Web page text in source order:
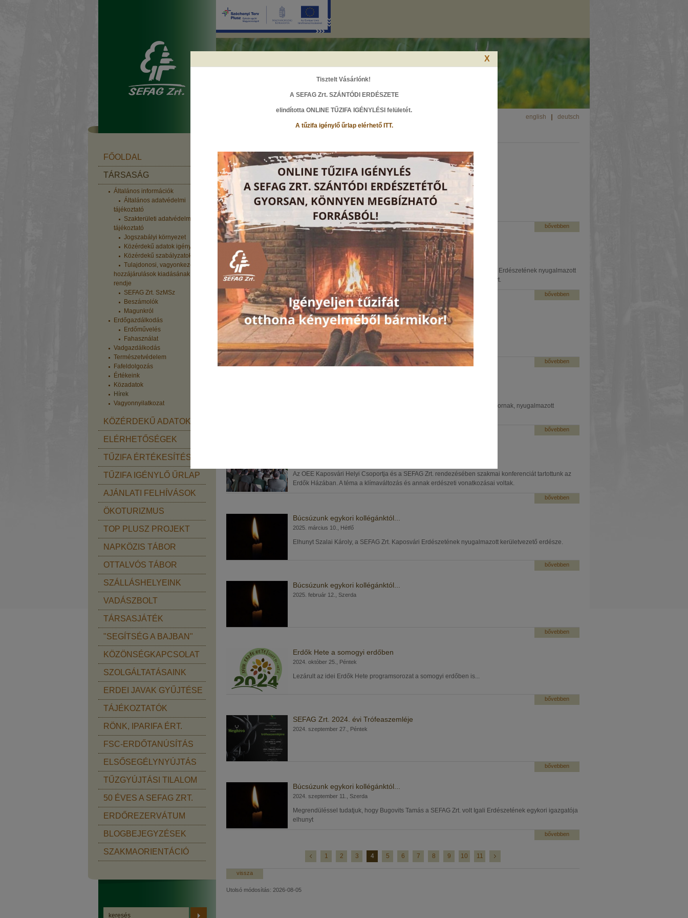
FŐOLDAL
TÁRSASÁG
Általános információk
Általános adatvédelmi
tájékoztató
Szakterületi adatvédelmi
tájékoztató
Jogszabályi környezet
Közérdekű adatok igénylése
Közérdekű szabályzatok
Tulajdonosi, vagyonkezelői
hozzájárulások kiadásának
rendje
SEFAG Zrt. SzMSz
Beszámolók
Magunkról
Erdőgazdálkodás
Erdőművelés
Fahasználat
Vadgazdálkodás
Természetvédelem
Fafeldolgozás
Értékeink
Közadatok
Hírek
Vagyonnyilatkozat
KÖZÉRDEKŰ ADATOK
ELÉRHETŐSÉGEK
TŰZIFA ÉRTÉKESÍTÉS
TŰZIFA IGÉNYLŐ ŰRLAP
AJÁNLATI FELHÍVÁSOK
ÖKOTURIZMUS
TOP PLUSZ PROJEKT
NAPKÖZIS TÁBOR
OTTALVÓS TÁBOR
SZÁLLÁSHELYEINK
VADÁSZBOLT
TÁRSASJÁTÉK
"SEGÍTSÉG A BAJBAN"
KÖZÖNSÉGKAPCSOLAT
SZOLGÁLTATÁSAINK
ERDEI JAVAK GYŰJTÉSE
TÁJÉKOZTATÓK
RÖNK, IPARIFA ÉRT.
FSC-ERDŐTANÚSÍTÁS
ELSŐSEGÉLYNYÚJTÁS
TŰZGYÚJTÁSI TILALOM
50 ÉVES A SEFAG ZRT.
ERDŐREZERVÁTUM
BLOGBEJEGYZÉSEK
SZAKMAORIENTÁCIÓ
english deutsch
főoldal társaság hírek
Online tűzifa igénylés a Szántódi Erdészetnél
2025. április 9., Szerda
A SEFAG Zrt. Szántódi Erdészeténél elindult az online tűzifa igénylés
bővebben
Búcsúzunk egykori kollégánktól...
2025. március 26., Szerda
Mély fájdalommal tudatjuk, hogy Bencze János, a SEFAG Zrt. Nagybajomi Erdészetének nyugalmazott
kerületvezető erdésze életének 75. évében tragikus hirtelenséggel elhunyt.
bővebben
Március 21. - Erdők Nemzetközi Napja
2025. március 21., Péntek
bővebben
Nagy István agrárminiszter miniszteri oklevelet adományozott Győrke Gábornak, nyugalmazott
bővebben
Az OEE Kaposvári Helyi Csoportja és a SEFAG Zrt. rendezésében szakmai konferenciát tartottunk az
Erdők Házában. A téma a klímaváltozás és annak erdészeti vonatkozásai voltak.
bővebben
Búcsúzunk egykori kollégánktól...
2025. március 10., Hétfő
Elhunyt Szalai Károly, a SEFAG Zrt. Kaposvári Erdészetének nyugalmazott kerületvezető erdésze.
bővebben
Búcsúzunk egykori kollégánktól...
2025. február 12., Szerda
bővebben
Erdők Hete a somogyi erdőben
2024. október 25., Péntek
Lezárult az idei Erdők Hete programsorozat a somogyi erdőben is...
bővebben
SEFAG Zrt. 2024. évi Trófeaszemléje
2024. szeptember 27., Péntek
bővebben
Búcsúzunk egykori kollégánktól...
2024. szeptember 11., Szerda
Megrendüléssel tudatjuk, hogy Bugovits Tamás a SEFAG Zrt. volt Igali Erdészetének egykori igazgatója
elhunyt
bővebben
1 2 3 4 5 6 7 8 9 10 11
vissza
Utolsó módosítás: 2026-08-05
X
Tisztelt Vásárlónk!
A SEFAG Zrt. SZÁNTÓDI ERDÉSZETE
elindította ONLINE TŰZIFA IGÉNYLÉSI felületét.
A tűzifa igénylő űrlap elérhető ITT.